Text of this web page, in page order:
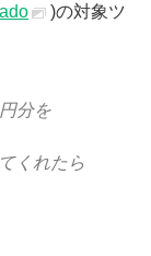
)の対象ツ
分を
くれたら